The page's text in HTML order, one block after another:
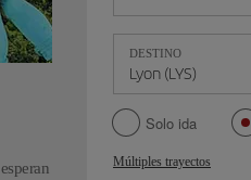
DESTINO
Solo ida
Múltiples trayectos